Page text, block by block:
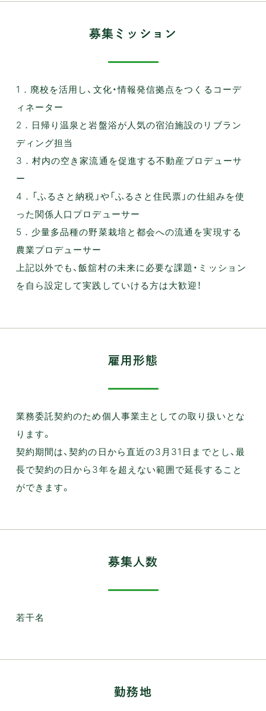
募集ミッション
1．廃校を活用し、文化・情報発信拠点をつくるコーデ
ィネーター
2．日帰り温泉と岩盤浴が人気の宿泊施設のリブラン
ディング担当
3．村内の空き家流通を促進する不動産プロデューサ
ー
4．「ふるさと納税」や「ふるさと住民票」の仕組みを使
った関係人口プロデューサー
5．少量多品種の野菜栽培と都会への流通を実現する
農業プロデューサー
上記以外でも、飯舘村の未来に必要な課題・ミッション
を自ら設定して実践していける方は大歓迎！
雇用形態
業務委託契約のため個人事業主としての取り扱いとな
ります。
契約期間は、契約の日から直近の3月31日までとし、最
長で契約の日から3年を超えない範囲で延長すること
ができます。
募集人数
若干名
勤務地